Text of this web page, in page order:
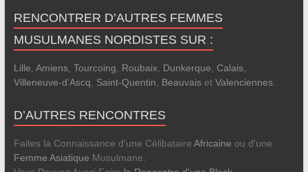
RENCONTRER D’AUTRES FEMMES
MUSULMANES NORDISTES SUR :
Lille, Amiens, Tourcoing, Roubaix, Dunkerque, Calais,
Villeneuve-d'Ascq, Saint-Quentin, Beauvaiset Valenciennes.
D’AUTRES RENCONTRES
Faites la Connaissance d'une Célibataire Africaine ou d'une
Femme Asiatique Musulmane.